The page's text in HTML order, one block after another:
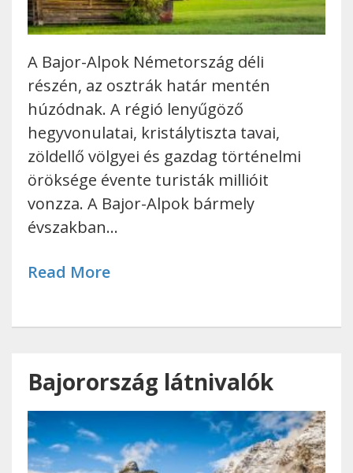
A Bajor-Alpok Németország déli
részén, az osztrák határ mentén
húzódnak. A régió lenyűgöző
hegyvonulatai, kristálytiszta tavai,
zöldellő völgyei és gazdag történelmi
öröksége évente turisták millióit
vonzza. A Bajor-Alpok bármely
évszakban…
Read More
Bajorország látnivalók